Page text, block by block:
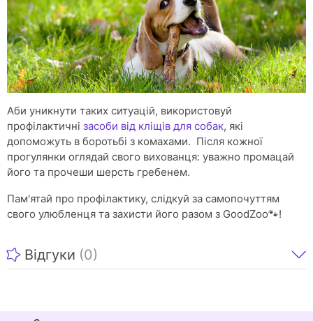
Аби уникнути таких ситуацій, використовуй
профілактичні засоби від кліщів для собак, які
допоможуть в боротьбі з комахами. Після кожної
прогулянки оглядай свого вихованця: уважно промацай
його та прочеши шерсть гребенем.
Пам'ятай про профілактику, слідкуй за самопочуттям
свого улюбленця та захисти його разом з GoodZoo🐾!
Відгуки (0)